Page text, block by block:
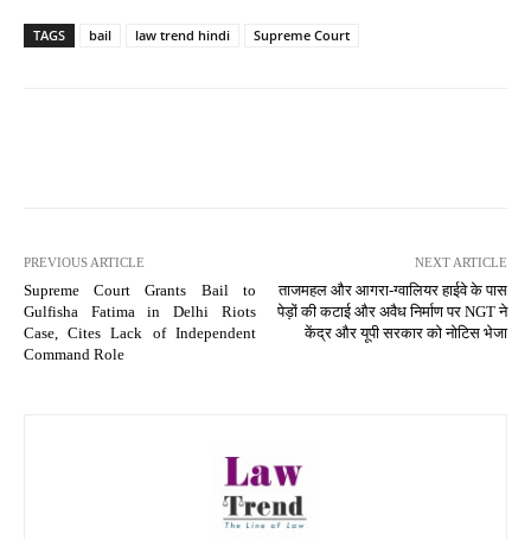
TAGS bail law trend hindi Supreme Court
PREVIOUS ARTICLE
Supreme Court Grants Bail to
Gulfisha Fatima in Delhi Riots
Case, Cites Lack of Independent
Command Role
NEXT ARTICLE
ताजमहल और आगरा-ग्वालियर हाईवे के पास
पेड़ों की कटाई और अवैध निर्माण पर NGT ने
केंद्र और यूपी सरकार को नोटिस भेजा